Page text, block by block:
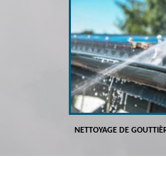
NETTOYAGE DE